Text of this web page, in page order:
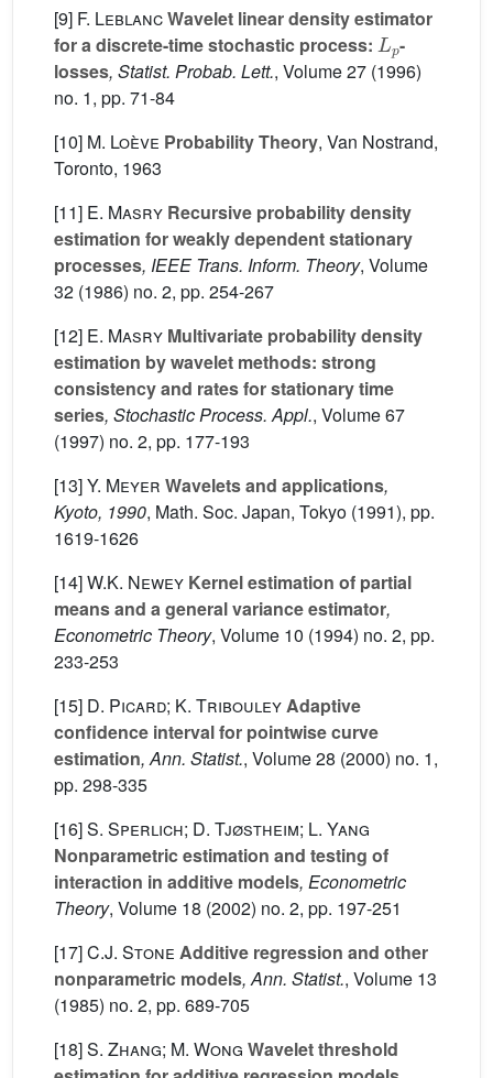
[9] F. LeblancWavelet linear density estimator
for a discrete-time stochastic process:
Lp
-
losses, Statist. Probab. Lett., Volume 27 (1996)
no. 1, pp. 71-84
[10] M. Loève Probability Theory, Van Nostrand,
Toronto, 1963
[11] E. Masry Recursive probability density
estimation for weakly dependent stationary
processes, IEEE Trans. Inform. Theory, Volume
32 (1986) no. 2, pp. 254-267
[12] E. Masry Multivariate probability density
estimation by wavelet methods: strong
consistency and rates for stationary time
series, Stochastic Process. Appl., Volume 67
(1997) no. 2, pp. 177-193
[13]Y. Meyer Wavelets and applications,
Kyoto, 1990, Math. Soc. Japan, Tokyo (1991), pp.
1619-1626
[14]W.K. Newey Kernel estimation of partial
means and a general variance estimator,
Econometric Theory, Volume 10 (1994) no. 2, pp.
233-253
[15] D. Picard; K. TribouleyAdaptive
confidence interval for pointwise curve
estimation, Ann. Statist., Volume 28 (2000) no. 1,
pp. 298-335
[16]S. Sperlich; D. Tjøstheim; L. Yang
Nonparametric estimation and testing of
interaction in additive models, Econometric
Theory, Volume 18 (2002) no. 2, pp. 197-251
[17]C.J. Stone Additive regression and other
nonparametric models, Ann. Statist., Volume 13
(1985) no. 2, pp. 689-705
[18]S. Zhang; M. Wong Wavelet threshold